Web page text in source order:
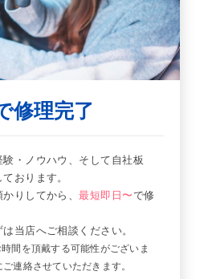
修理完了
・ノウハウ、そして自社板
おります。
かりしてから、最短即日〜で修
当店へご相談ください。
間を頂戴する可能性がございま
連絡させていただきます。